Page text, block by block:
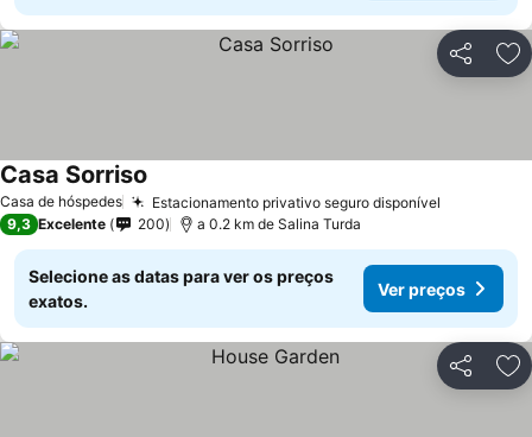
Partilhar
Casa de hóspedes Estacionamento privativo seguro disponível
Casa Sorriso
9,3 Excelente 200 a 0.2 km de Salina Turda
Selecione as datas para ver os preços
exatos.
Ver preços
Partilhar